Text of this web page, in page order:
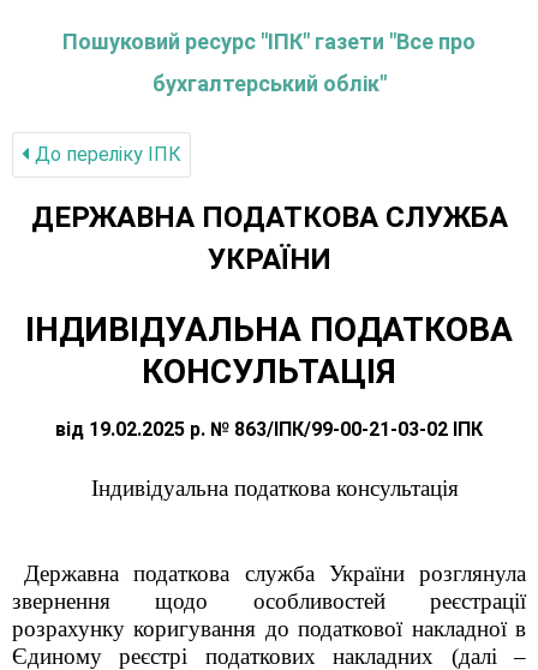
Пошуковий ресурс "ІПК" газети "Все про
бухгалтерський облік"
До переліку IПК
ДЕРЖАВНА ПОДАТКОВА СЛУЖБА
УКРАЇНИ
ІНДИВІДУАЛЬНА ПОДАТКОВА
КОНСУЛЬТАЦІЯ
від 19.02.2025 р. № 863/ІПК/99-00-21-03-02 ІПК
Індивідуальна податкова консультація
Державна податкова служба України розглянула
звернення щодо особливостей реєстрації
розрахунку коригування до податкової накладної в
Єдиному реєстрі податкових накладних (далі –